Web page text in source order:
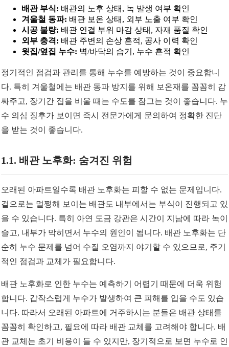
배관 부식: 배관의 노후 상태, 녹 발생 여부 확인
겨울철 동파: 배관 보온 상태, 외부 노출 여부 확인
시공 불량: 배관 연결 부위 마감 상태, 자재 품질 확인
외부 충격: 배관 주변의 손상 흔적, 공사 이력 확인
윗집/옆집 누수: 벽/바닥의 습기, 누수 흔적 확인
정기적인 점검과 관리를 통해 누수를 예방하는 것이 중요합니
다. 특히 겨울철에는 배관 동파 방지를 위해 보온재를 꼼꼼히 감
싸주고, 장기간 집을 비울 때는 수도를 잠그는 것이 좋습니다. 누
수 의심 징후가 보이면 즉시 전문가에게 문의하여 정확한 진단
을 받는 것이 좋습니다.
1.1. 배관 노후화: 숨겨진 위험
오래된 아파트일수록 배관 노후화는 피할 수 없는 문제입니다.
겉으로는 멀쩡해 보이는 배관도 내부에서는 부식이 진행되고 있
을 수 있습니다. 특히 아연 도금 강관은 시간이 지남에 따라 녹이
슬고, 내부가 막히면서 누수의 원인이 됩니다. 배관 노후화는 단
순히 누수 문제를 넘어 수질 오염까지 야기할 수 있으므로, 주기
적인 점검과 교체가 필요합니다.
배관 노후화로 인한 누수는 예측하기 어렵기 때문에 더욱 위험
합니다. 갑작스럽게 누수가 발생하여 큰 피해를 입을 수도 있습
니다. 따라서 오래된 아파트에 거주하시는 분들은 배관 상태를
꼼꼼히 확인하고, 필요에 따라 배관 교체를 고려해야 합니다. 배
관 교체는 초기 비용이 들 수 있지만, 장기적으로 보면 누수로 인